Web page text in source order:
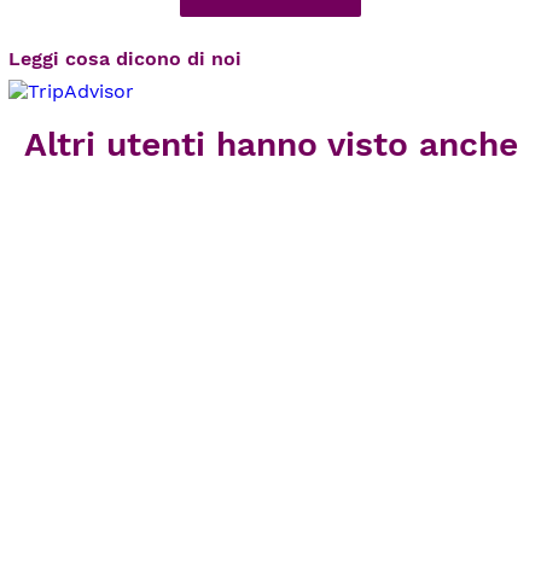
Leggi cosa dicono di noi
Altri utenti hanno visto anche